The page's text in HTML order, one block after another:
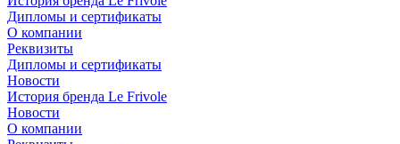
Дипломы и сертификаты
О компании
Реквизиты
Дипломы и сертификаты
Новости
История бренда Le Frivole
Новости
О компании